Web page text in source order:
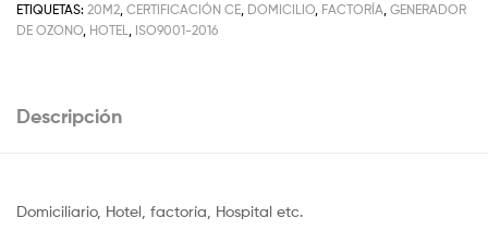
ETIQUETAS: 20M2 CERTIFICACIÓN CE DOMICILIO FACTORÍA GENERADOR
DE OZONO HOTEL ISO9001-2016
Descripción
Domiciliario, Hotel, factoría, Hospital etc.